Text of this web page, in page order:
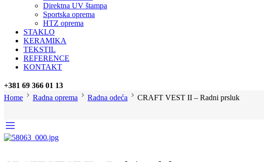
Direktna UV štampa
Sportska oprema
HTZ oprema
STAKLO
KERAMIKA
TEKSTIL
REFERENCE
KONTAKT
+381 69 366 01 13
Home
Radna oprema Radna odeća CRAFT VEST II – Radni prsluk